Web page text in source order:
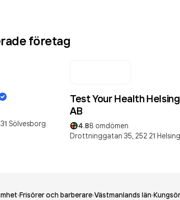
företag
Sölvesborg
Test Your Health
AB
4.88 omdömen
Drottninggatan 35, 252 21
Frisörer och barberare Västmanlands län Kungsör